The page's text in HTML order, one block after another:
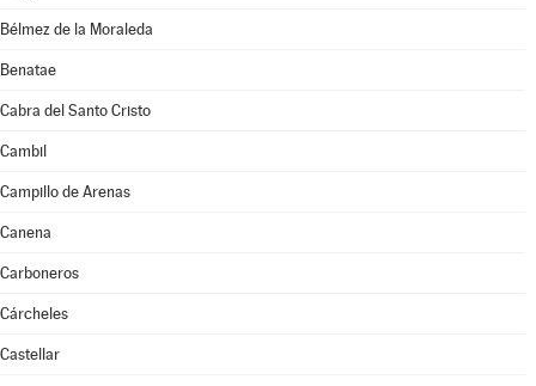
Bélmez de la Moraleda
Benatae
Cabra del Santo Cristo
Cambil
Campillo de Arenas
Canena
Carboneros
Cárcheles
Castellar